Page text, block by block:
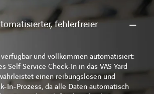
fehlerfreier
verfügbar und vollkommen automatisiert:
Self Service Check-In in das VAS Yard
einen reibungslosen und
In-Prozess, da alle Daten automatisch